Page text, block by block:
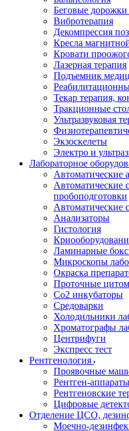
Беговые
Вибротерапия
Декомпрессия
Кресла
Кровати
Лазерная терапия
Подъемник
Текар терапия,
Тракционные
Ультразвуковая
Экзоскелеты
Электро и
Лабораторное
Автоматические
Автоматические
пробоподготовки
Автоматические
Анализаторы
Гистология
Ламинарные
Микроскопы
Окраска
Проточные
Со2 инкубаторы
Средоварки
Холодильники
Хроматографы
Центрифуги
Экспресс тест
Рентгенология
Проявочные
Рентген-аппараты
Рентгеновские
Цифровые
Отделение ЦСО,
Моечно-